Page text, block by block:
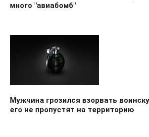
много "авиабомб"
Мужчина грозился взорвать
его не пропустят на территорию